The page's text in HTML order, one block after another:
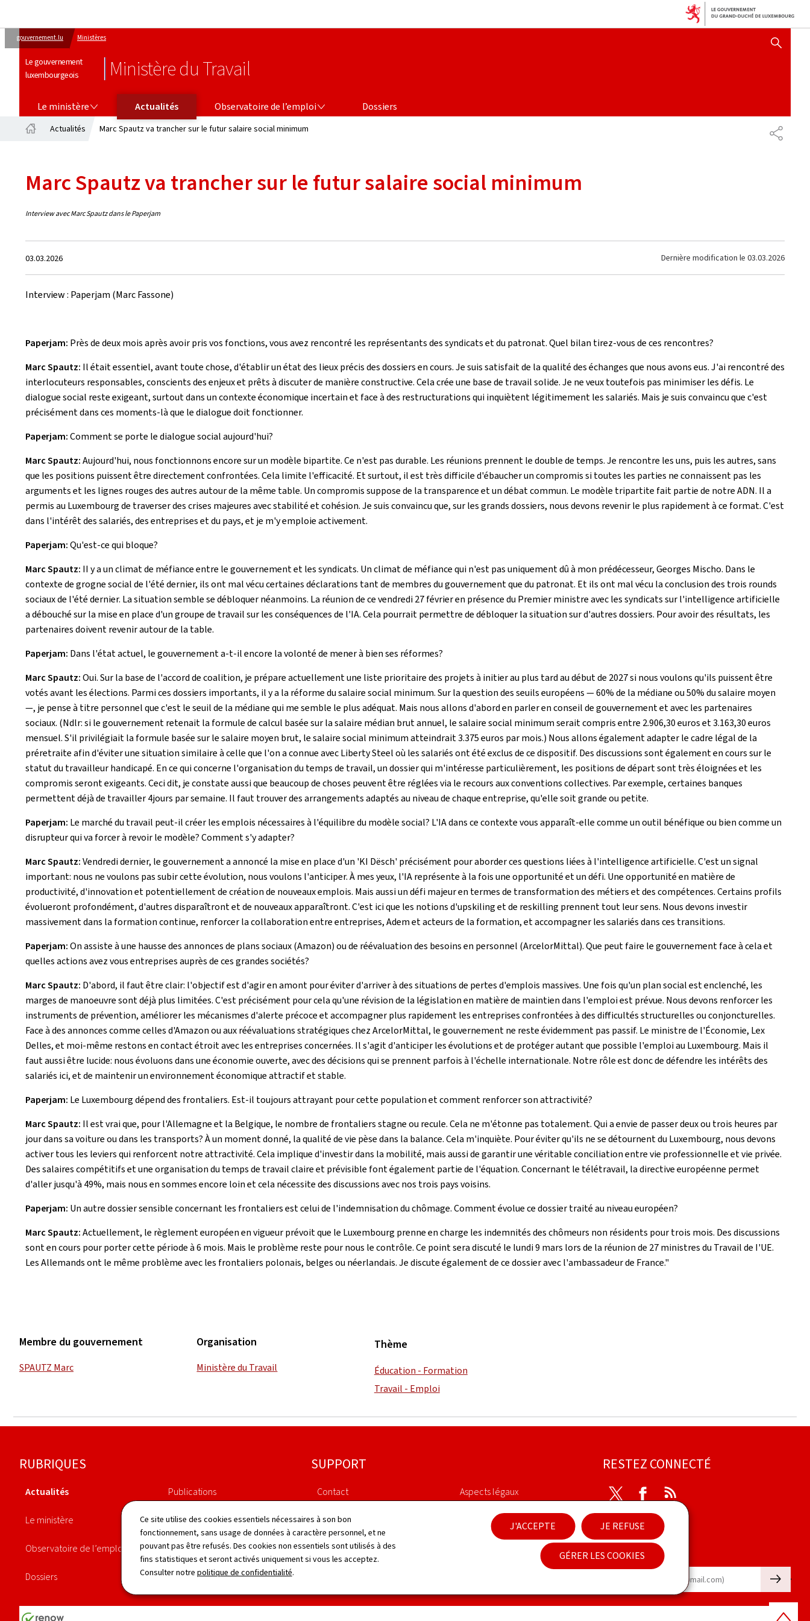
Ce site utilise des cookies essentiels nécessaires à son bon
fonctionnement, sans usage de données à caractère personnel, et ne
pouvant pas être refusés. Des cookies non essentiels sont utilisés à des
fins statistiques et seront activés uniquement si vous les acceptez.
Consulter notre politique de confidentialité.
J'ACCEPTE JE REFUSE
GÉRER LES COOKIES
gouvernement.lu Ministères
Le gouvernement
luxembourgeois
Ministère du Travail
AFFICHER / MASQUER
Le ministère Actualités Observatoire de l’emploi
Dossiers
Actualités Marc Spautz va trancher sur le futur salaire social minimum
Marc Spautz va trancher sur le futur salaire social minimum
Interview avec Marc Spautz dans le Paperjam
Crée
le
03.03.2026 Dernière modification le 03.03.2026
Interview : Paperjam (Marc Fassone)
Paperjam: Près de deux mois après avoir pris vos fonctions, vous avez rencontré les représentants des syndicats et du patronat. Quel bilan tirez-vous de ces rencontres?
Marc Spautz: Il était essentiel, avant toute chose, d'établir un état des lieux précis des dossiers en cours. Je suis satisfait de la qualité des échanges que nous avons eus. J'ai rencontré des
interlocuteurs responsables, conscients des enjeux et prêts à discuter de manière constructive. Cela crée une base de travail solide. Je ne veux toutefois pas minimiser les défis. Le
dialogue social reste exigeant, surtout dans un contexte économique incertain et face à des restructurations qui inquiètent légitimement les salariés. Mais je suis convaincu que c'est
précisément dans ces moments-là que le dialogue doit fonctionner.
Paperjam:Comment se porte le dialogue social aujourd'hui?
Marc Spautz:Aujourd'hui, nous fonctionnons encore sur un modèle bipartite. Ce n'est pas durable. Les réunions prennent le double de temps. Je rencontre les uns, puis les autres, sans
que les positions puissent être directement confrontées. Cela limite l'efficacité. Et surtout, il est très difficile d'ébaucher un compromis si toutes les parties ne connaissent pas les
arguments et les lignes rouges des autres autour de la même table. Un compromis suppose de la transparence et un débat commun. Le modèle tripartite fait partie de notre ADN. Il a
permis au Luxembourg de traverser des crises majeures avec stabilité et cohésion. Je suis convaincu que, sur les grands dossiers, nous devons revenir le plus rapidement à ce format. C'est
dans l'intérêt des salariés, des entreprises et du pays, et je m'y emploie activement.
Paperjam:Qu'est-ce qui bloque?
Marc Spautz: II y a un climat de méfiance entre le gouvernement et les syndicats. Un climat de méfiance qui n'est pas uniquement dû à mon prédécesseur, Georges Mischo. Dans le
contexte de grogne social de l'été dernier, ils ont mal vécu certaines déclarations tant de membres du gouvernement que du patronat. Et ils ont mal vécu la conclusion des trois rounds
sociaux de l'été dernier. La situation semble se débloquer néanmoins. La réunion de ce vendredi 27 février en présence du Premier ministre avec les syndicats sur l'intelligence artificielle
a débouché sur la mise en place d'un groupe de travail sur les conséquences de l'IA. Cela pourrait permettre de débloquer la situation sur d'autres dossiers. Pour avoir des résultats, les
partenaires doivent revenir autour de la table.
Paperjam: Dans l'état actuel, le gouvernement a-t-il encore la volonté de mener à bien ses réformes?
Marc Spautz:Oui. Sur la base de l'accord de coalition, je prépare actuellement une liste prioritaire des projets à initier au plus tard au début de 2027 si nous voulons qu'ils puissent être
votés avant les élections. Parmi ces dossiers importants, il y a la réforme du salaire social minimum. Sur la question des seuils européens — 60% de la médiane ou 50% du salaire moyen
—, je pense à titre personnel que c'est le seuil de la médiane qui me semble le plus adéquat. Mais nous allons d'abord en parler en conseil de gouvernement et avec les partenaires
sociaux. (Ndlr: si le gouvernement retenait la formule de calcul basée sur la salaire médian brut annuel, le salaire social minimum serait compris entre 2.906,30 euros et 3.163,30 euros
mensuel. S'il privilégiait la formule basée sur le salaire moyen brut, le salaire social minimum atteindrait 3.375 euros par mois.) Nous allons également adapter le cadre légal de la
préretraite afin d'éviter une situation similaire à celle que l'on a connue avecLiberty Steeloù les salariés ont été exclus de ce dispositif. Des discussions sont également en cours sur le
statut du travailleur handicapé. En ce qui concerne l'organisation du temps de travail, un dossier qui m'intéresse particulièrement, les positions de départ sont très éloignées et les
compromis seront exigeants. Ceci dit, je constate aussi que beaucoup de choses peuvent être réglées via le recours aux conventions collectives. Par exemple, certaines banques
permettent déjà de travailler 4jours par semaine. Il faut trouver des arrangements adaptés au niveau de chaque entreprise, qu'elle soit grande ou petite.
Paperjam: Le marché du travail peut-il créer les emplois nécessaires à l'équilibre du modèle social? L'IA dans ce contexte vous apparaît-elle comme un outil bénéfique ou bien comme un
disrupteur qui va forcer à revoir le modèle? Comment s'y adapter?
Marc Spautz:Vendredi dernier, le gouvernement a annoncé la mise en place d'un 'KI Dësch' précisément pour aborder ces questions liées à l'intelligence artificielle. C'est un signal
important: nous ne voulons pas subir cette évolution, nous voulons l'anticiper. À mes yeux, l'IA représente à la fois une opportunité et un défi. Une opportunité en matière de
productivité, d'innovation et potentiellement de création de nouveaux emplois. Mais aussi un défi majeur en termes de transformation des métiers et des compétences. Certains profils
évolueront profondément, d'autres disparaîtront et de nouveaux apparaîtront. C'est ici que les notions d'upskilinget de reskilling prennent tout leur sens. Nous devons investir
massivement dans la formation continue, renforcer la collaboration entre entreprises, Adem et acteurs de la formation, et accompagner les salariés dans ces transitions.
Paperjam:On assiste à une hausse des annonces de plans sociaux (Amazon) ou de réévaluation des besoins en personnel (ArcelorMittal). Que peut faire le gouvernement face à cela et
quelles actions avez vous entreprises auprès de ces grandes sociétés?
Marc Spautz: D'abord, il faut être clair: l'objectif est d'agir en amont pour éviter d'arriver à des situations de pertes d'emplois massives. Une fois qu'un plan social est enclenché, les
marges de manoeuvre sont déjà plus limitées. C'est précisément pour cela qu'une révision de la législation en matière de maintien dans l'emploi est prévue. Nous devons renforcer les
instruments de prévention, améliorer les mécanismes d'alerte précoce et accompagner plus rapidement les entreprises confrontées à des difficultés structurelles ou conjoncturelles.
Face à des annonces comme celles d'Amazon ou aux réévaluations stratégiques chez ArcelorMittal, le gouvernement ne reste évidemment pas passif. Le ministre de l'Économie, Lex
Delles, et moi-même restons en contact étroit avec les entreprises concernées. Il s'agit d'anticiper les évolutions et de protéger autant que possible l'emploi au Luxembourg. Mais il
faut aussi être lucide: nous évoluons dans une économie ouverte, avec des décisions qui se prennent parfois à l'échelle internationale. Notre rôle est donc de défendre les intérêts des
salariés ici, et de maintenir un environnement économique attractif et stable.
Paperjam: Le Luxembourg dépend des frontaliers. Est-il toujours attrayant pour cette population et comment renforcer son attractivité?
Marc Spautz: Il est vrai que, pour l'Allemagne et la Belgique, le nombre de frontaliers stagne ou recule. Cela ne m'étonne pas totalement. Qui a envie de passer deux ou trois heures par
jour dans sa voiture ou dans les transports? À un moment donné, la qualité de vie pèse dans la balance. Cela m'inquiète. Pour éviter qu'ils ne se détournent du Luxembourg, nous devons
activer tous les leviers qui renforcent notre attractivité. Cela implique d'investir dans la mobilité, mais aussi de garantir une véritable conciliation entre vie professionnelle et vie privée.
Des salaires compétitifs et une organisation du temps de travail claire et prévisible font également partie de l'équation. Concernant le télétravail, la directive européenne permet
d'aller jusqu'à 49%, mais nous en sommes encore loin et cela nécessite des discussions avec nos trois pays voisins.
Paperjam: Un autre dossier sensible concernant les frontaliers est celui de l'indemnisation du chômage. Comment évolue ce dossier traité au niveau européen?
Marc Spautz:Actuellement, le règlement européen en vigueur prévoit que le Luxembourg prenne en charge les indemnités des chômeurs non résidents pour trois mois. Des discussions
sont en cours pour porter cette période à 6 mois. Mais le problème reste pour nous le contrôle. Ce point sera discuté le lundi 9 mars lors de la réunion de 27 ministres du Travail de I'UE.
Les Allemands ont le même problème avec les frontaliers polonais, belges ou néerlandais. Je discute également de ce dossier avec l'ambassadeur de France."
Membre du gouvernement
SPAUTZ Marc
Organisation
Ministère du Travail
Thème
Éducation - Formation
Travail - Emploi
Pied
de
RUBRIQUES
Actualités
Le ministère
Observatoire de l’emploi
Dossiers
Publications
Législation
Démarches
Annuaire
SUPPORT
Contact
Plan du site
À propos du site
Aspects légaux
Déclaration d'accessibilité
RESTEZ CONNECTÉ
Twitter Facebook
Newsletter
🡒
Haut